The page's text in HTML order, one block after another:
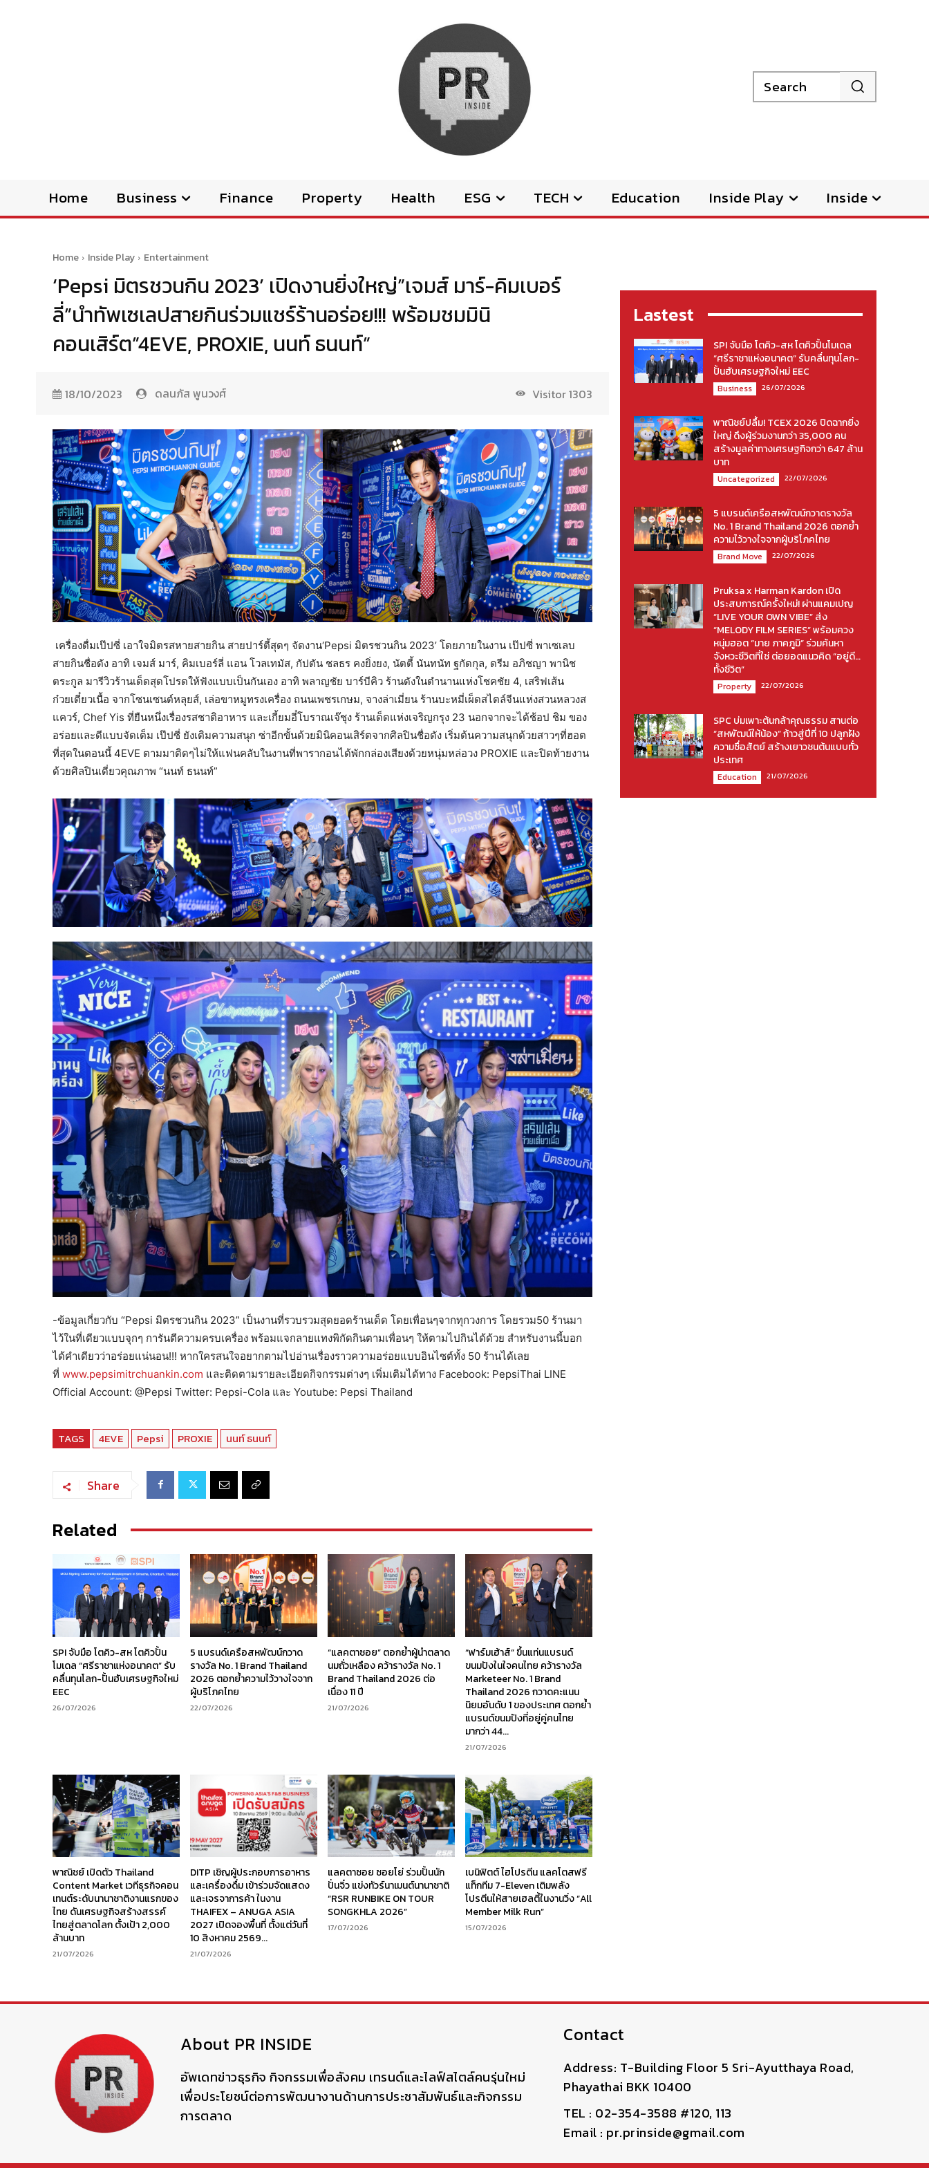
Search
Home Business Finance Property Health ESG TECH Education Inside Play Inside
Home Inside Play Entertainment
‘Pepsi มิตรชวนกิน 2023’ เปิดงานยิ่งใหญ่”เจมส์ มาร์-คิมเบอร์
ลี่”นำทัพเซเลปสายกินร่วมแชร์ร้านอร่อย!!! พร้อมชมมินิ
คอนเสิร์ต”4EVE, PROXIE, นนท์ ธนนท์”
18/10/2023 ดลนภัส พูนวงศ์ Visitor1303
เครื่องดื่มเป๊ปซี่ เอาใจมิตรสหายสายกิน สายปาร์ตี้สุดๆ จัดงาน‘Pepsi มิตรชวนกิน 2023’ โดยภายในงาน เป๊ปซี่ พาเซเลบ
สายกินชื่อดัง อาทิ เจมส์ มาร์, คิมเบอร์ลี่ แอน โวลเทมัส, กัปตัน ชลธร คงยิ่งยง, นัตตี้ นันทนัท ฐกัดกุล, ดรีม อภิชญา พานิช
ตระกูล มารีวิวร้านเด็ดสุดโปรดให้ฟังแบบเป็นกันเอง อาทิ พลาญชัย บาร์บีคิว ร้านดังในตำนานแห่งโชคชัย 4, เสริฟเส้น
ก๋วยเตี๋ยวเนื้อ จากโซนเซนต์หลุยส์, เล่อขาหมูทรงเครื่อง ถนนเพชรเกษม, จางล่าเมี่ยน ร้านบะหมี่เผ็ดสไตล์จีนแห่งสวนหลวงส
แควร์, Chef Yis ที่ยืนหนึ่งเรื่องรสชาติอาหาร และเกี้ยมอี๋โบราณเจ๊ชุง ร้านเด็ดแห่งเจริญกรุง 23 นอกจากจะได้ช้อป ชิม ของ
อร่อยและดีแบบจัดเต็ม เป๊ปซี่ ยังเติมความสนุก ซ่าอีกขั้นด้วยมินิคอนเสิร์ตจากศิลปินชื่อดัง เริ่มต้นความสนุกด้วยสาวๆที่ฮอต
ที่สุดในตอนนี้ 4EVE ตามมาติดๆไม่ให้แฟนคลับในงานที่พารากอนได้พักกล่องเสียงด้วยหนุ่มหล่อวง PROXIE และปิดท้ายงาน
ด้วยศิลปินเดี่ยวคุณภาพ “นนท์ ธนนท์”
-ข้อมูลเกี่ยวกับ “Pepsi มิตรชวนกิน 2023” เป็นงานที่รวบรวมสุดยอดร้านเด็ด โดยเพื่อนๆจากทุกวงการ โดยรวม50 ร้านมา
ไว้ในที่เดียวแบบจุกๆ การันตีความครบเครื่อง พร้อมแจกลายแทงพิกัดกินตามเพื่อนๆ ให้ตามไปกินได้ด้วย สำหรับงานนี้บอก
ได้คำเดียวว่าอร่อยแน่นอน!!! หากใครสนใจอยากตามไปอ่านเรื่องราวความอร่อยแบบอินไซต์ทั้ง 50 ร้านได้เลย
ที่ www.pepsimitrchuankin.com และติดตามรายละเอียดกิจกรรมต่างๆ เพิ่มเติมได้ทาง Facebook: PepsiThai LINE
Official Account: @Pepsi Twitter: Pepsi-Cola และ Youtube: Pepsi Thailand
TAGS 4EVE Pepsi PROXIE นนท์ ธนนท์
Share
Related
SPI จับมือ โตคิว-สห โตคิวปั้น
โมเดล “ศรีราชาแห่งอนาคต” รับ
คลื่นทุนโลก-ปั้นฮับเศรษฐกิจใหม่
EEC
26/07/2026
5 แบรนด์เครือสหพัฒน์กวาด
รางวัล No. 1 Brand Thailand
2026 ตอกย้ำความไว้วางใจจาก
ผู้บริโภคไทย
22/07/2026
“แลคตาซอย” ตอกย้ำผู้นำตลาด
นมถั่วเหลือง คว้ารางวัล No. 1
Brand Thailand 2026 ต่อ
เนื่อง 11 ปี
21/07/2026
“ฟาร์มเฮ้าส์” ขึ้นแท่นแบรนด์
ขนมปังในใจคนไทย คว้ารางวัล
Marketeer No. 1 Brand
Thailand 2026 กวาดคะแนน
นิยมอันดับ 1 ของประเทศ ตอกย้ำ
แบรนด์ขนมปังที่อยู่คู่คนไทย
มากว่า 44...
21/07/2026
พาณิชย์ เปิดตัว Thailand
Content Market เวทีธุรกิจคอน
เทนต์ระดับนานาชาติงานแรกของ
ไทย ดันเศรษฐกิจสร้างสรรค์
ไทยสู่ตลาดโลก ตั้งเป้า 2,000
ล้านบาท
21/07/2026
DITP เชิญผู้ประกอบการอาหาร
และเครื่องดื่ม เข้าร่วมจัดแสดง
และเจรจาการค้า ในงาน
THAIFEX – ANUGA ASIA
2027 เปิดจองพื้นที่ ตั้งแต่วันที่
10 สิงหาคม 2569...
21/07/2026
แลคตาซอย ซอยโย่ ร่วมปั้นนัก
ปั่นจิ๋ว แข่งทัวร์นาเมนต์นานาชาติ
“RSR RUNBIKE ON TOUR
SONGKHLA 2026”
17/07/2026
เบนิฟิตต์ ไฮโปรตีน แลคโตสฟรี
แท็กทีม 7-Eleven เติมพลัง
โปรตีนให้สายเฮลตี้ในงานวิ่ง “All
Member Milk Run”
15/07/2026
Lastest
SPI จับมือ โตคิว-สห โตคิวปั้นโมเดล
“ศรีราชาแห่งอนาคต” รับคลื่นทุนโลก-
ปั้นฮับเศรษฐกิจใหม่ EEC
Business 26/07/2026
พาณิชย์ปลื้ม! TCEX 2026 ปิดฉากยิ่ง
ใหญ่ ดึงผู้ร่วมงานกว่า 35,000 คน
สร้างมูลค่าทางเศรษฐกิจกว่า 647 ล้าน
บาท
Uncategorized 22/07/2026
5 แบรนด์เครือสหพัฒน์กวาดรางวัล
No. 1 Brand Thailand 2026 ตอกย้ำ
ความไว้วางใจจากผู้บริโภคไทย
Brand Move 22/07/2026
Pruksa x Harman Kardon เปิด
ประสบการณ์ครั้งใหม่! ผ่านแคมเปญ
“LIVE YOUR OWN VIBE” ส่ง
“MELODY FILM SERIES” พร้อมควง
หนุ่มฮอต “มาย ภาคภูมิ” ร่วมค้นหา
จังหวะชีวิตที่ใช่ ต่อยอดแนวคิด “อยู่ดี…
ทั้งชีวิต”
Property 22/07/2026
SPC บ่มเพาะต้นกล้าคุณธรรม สานต่อ
“สหพัฒน์ให้น้อง” ก้าวสู่ปีที่ 10 ปลูกฝัง
ความซื่อสัตย์ สร้างเยาวชนต้นแบบทั่ว
ประเทศ
Education 21/07/2026
About PR INSIDE
อัพเดทข่าวธุรกิจ กิจกรรมเพื่อสังคม เทรนด์และไลฟ์สไตล์คนรุ่นใหม่
เพื่อประโยชน์ต่อการพัฒนางานด้านการประชาสัมพันธ์และกิจกรรม
การตลาด
Contact
Address: T-Building Floor 5 Sri-Ayutthaya Road,
Phayathai BKK 10400
TEL : 02-354-3588 #120, 113
Email : pr.prinside@gmail.com